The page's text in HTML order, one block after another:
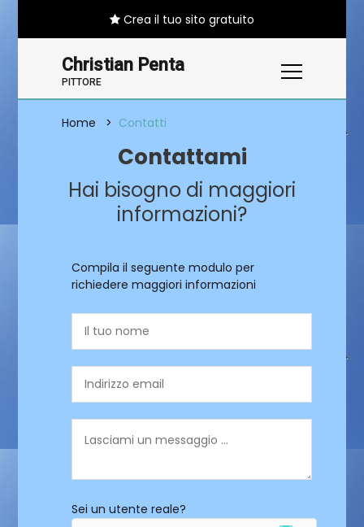
Crea il tuo sito gratuito
Christian Penta
PITTORE
Home Contatti
Contattami
Hai bisogno di maggiori
informazioni?
Compila il seguente modulo per
richiedere maggiori informazioni
Sei un utente reale?